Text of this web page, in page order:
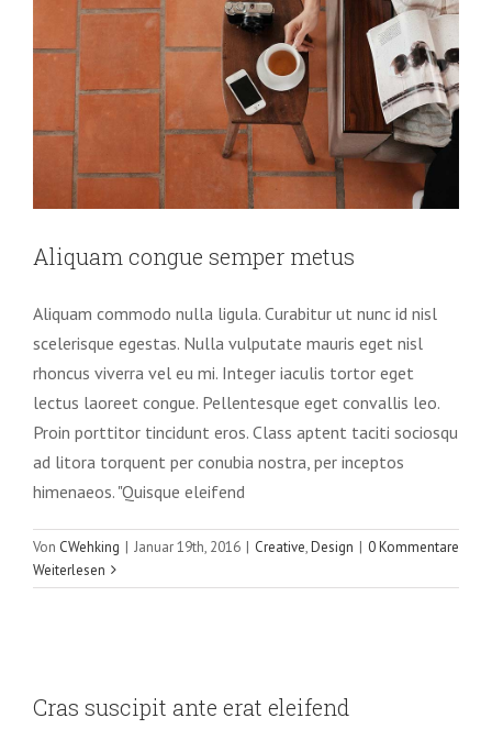
Aliquam congue semper metus
Aliquam commodo nulla ligula. Curabitur ut nunc id nisl
scelerisque egestas. Nulla vulputate mauris eget nisl
rhoncus viverra vel eu mi. Integer iaculis tortor eget
lectus laoreet congue. Pellentesque eget convallis leo.
Proin porttitor tincidunt eros. Class aptent taciti sociosqu
ad litora torquent per conubia nostra, per inceptos
himenaeos. "Quisque eleifend
Von CWehking | Januar 19th, 2016 | Creative,Design | 0 Kommentare
Weiterlesen
Creative News
Cras suscipit ante erat eleifend